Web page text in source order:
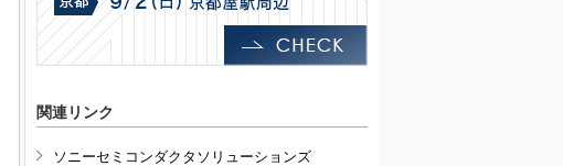
関連リンク
ソニーセミコンダクタソリューションズ